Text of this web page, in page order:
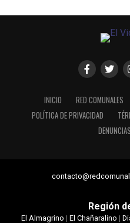
INICIO RED COMUNALES
POLÍTICA DE PRIVACIDAD
DENUNCIAS
Región
El Almagrino | El Chañaralino |